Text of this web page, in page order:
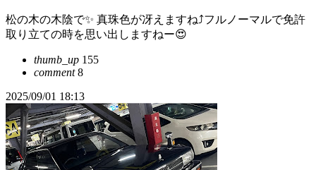
松の木の木陰で✨ 真珠色が冴えますね⤴️フルノーマルで免許
取り立ての時を思い出しますねー😍
thumb_up 155
comment8
2025/09/01 18:13